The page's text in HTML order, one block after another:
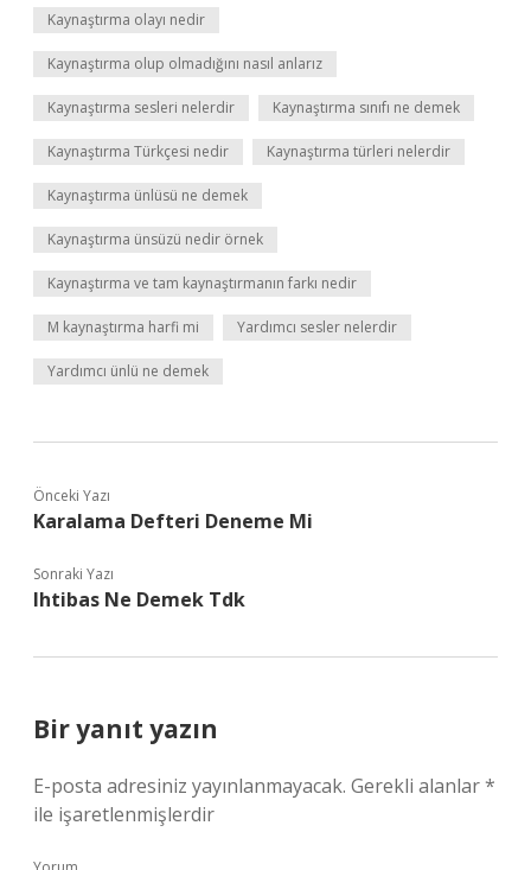
Kaynaştırma olayı nedir
Kaynaştırma olup olmadığını nasıl anlarız
Kaynaştırma sesleri nelerdir Kaynaştırma sınıfı ne demek
Kaynaştırma Türkçesi nedir Kaynaştırma türleri nelerdir
Kaynaştırma ünlüsü ne demek
Kaynaştırma ünsüzü nedir örnek
Kaynaştırma ve tam kaynaştırmanın farkı nedir
M kaynaştırma harfi mi Yardımcı sesler nelerdir
Yardımcı ünlü ne demek
Önceki Yazı
Karalama Defteri Deneme Mi
Sonraki Yazı
Ihtibas Ne Demek Tdk
Bir yanıt yazın
E-posta adresiniz yayınlanmayacak. Gerekli alanlar*
ile işaretlenmişlerdir